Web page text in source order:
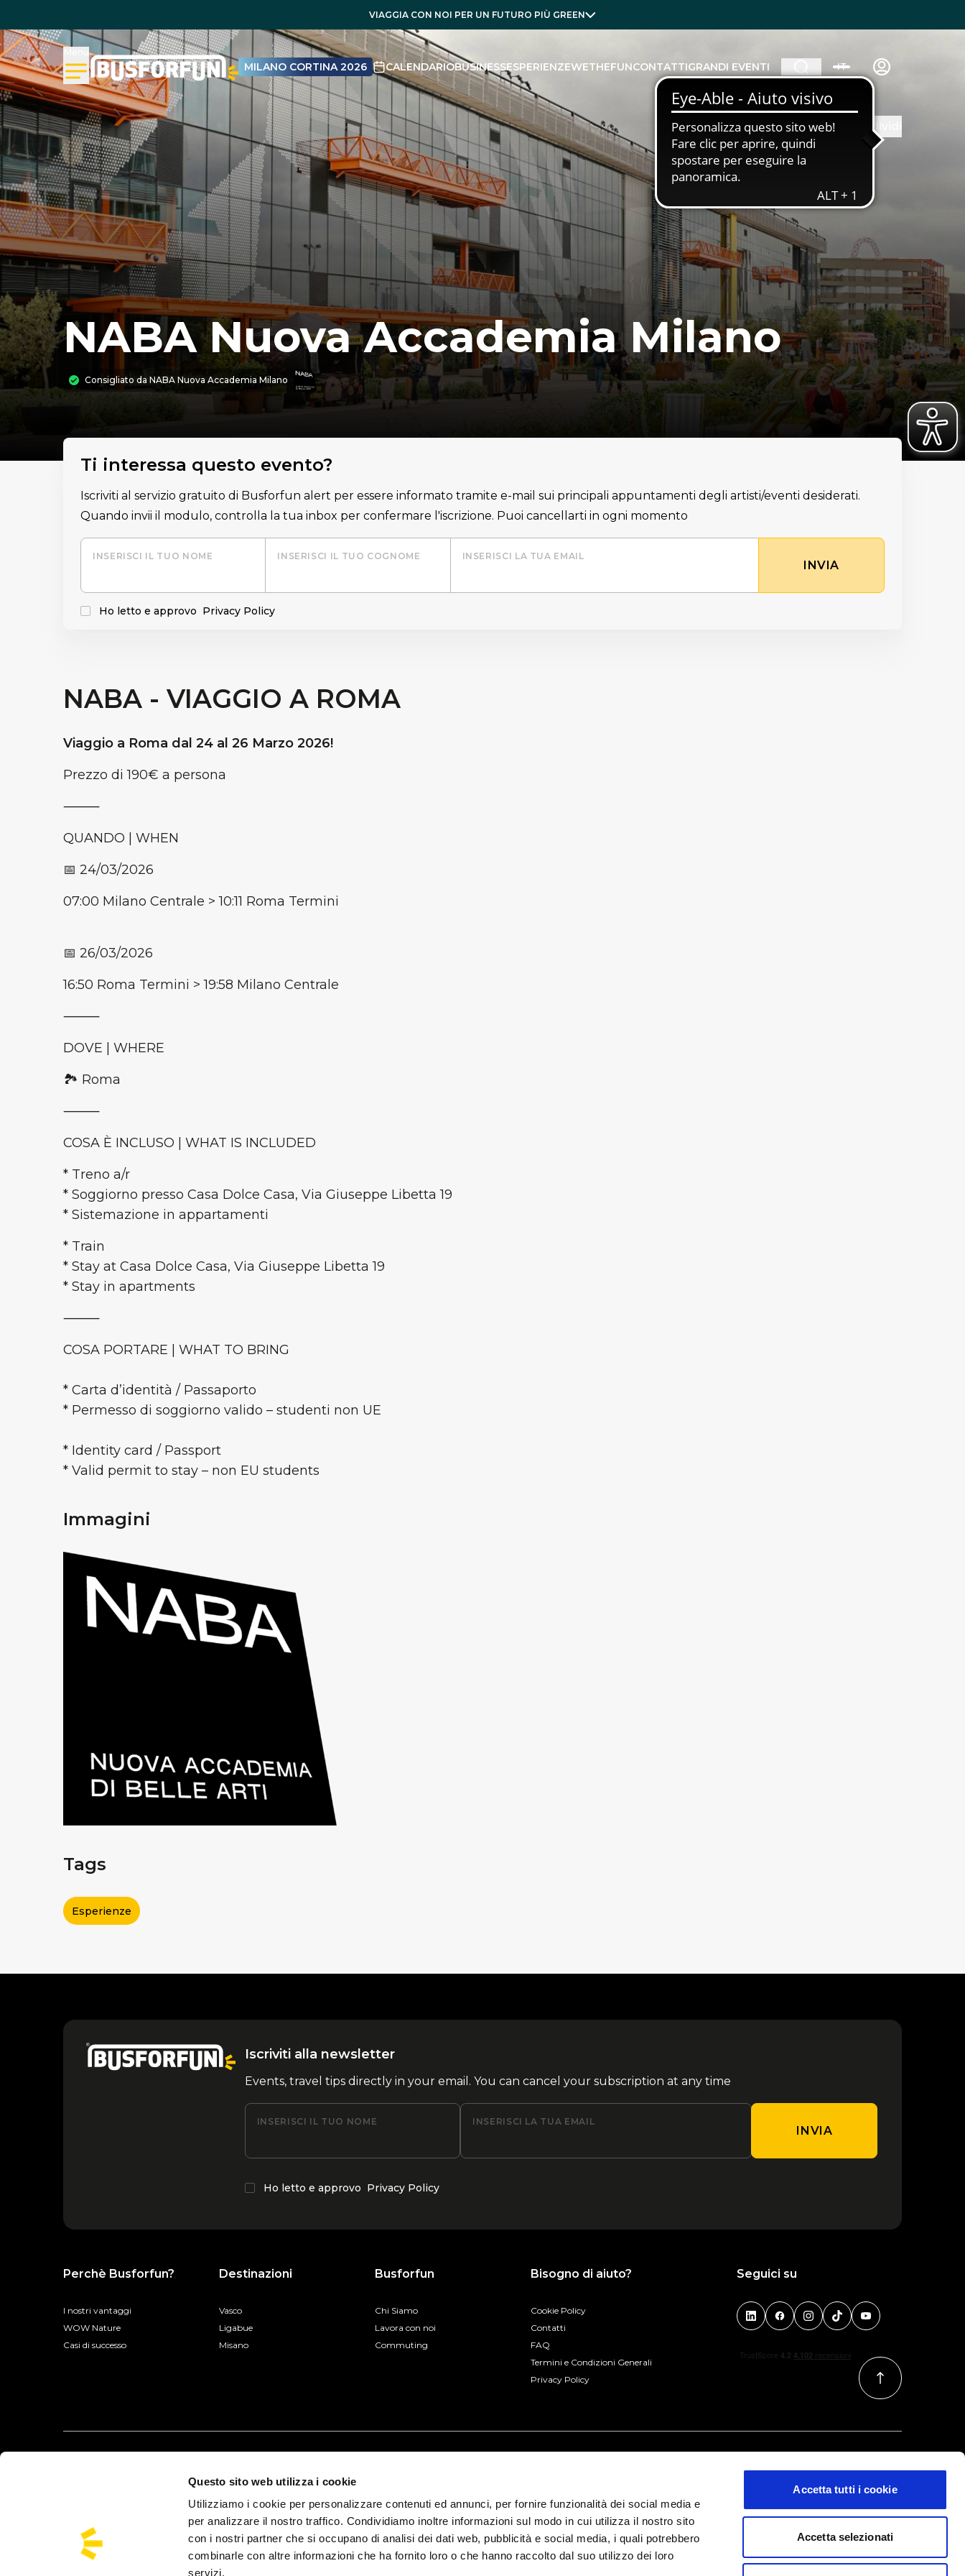
Questo sito web utilizza i cookie
Utilizziamo i cookie per personalizzare contenuti ed annunci, per fornire funzionalità dei social media e
per analizzare il nostro traffico. Condividiamo inoltre informazioni sul modo in cui utilizza il nostro sito
con i nostri partner che si occupano di analisi dei dati web, pubblicità e social media, i quali potrebbero
combinarle con altre informazioni che ha fornito loro o che hanno raccolto dal suo utilizzo dei loro
servizi.
Accetta tutti i cookie
Accetta selezionati
VIAGGIA CON NOI PER UN FUTURO PIÙ GREEN
MILANO CORTINA 2026 CALENDARIOBUSINESSESPERIENZEWETHEFUNCONTATTIGRANDI EVENTI IT
NABA Nuova Accademia Milano
Consigliato da NABA Nuova Accademia Milano
Ti interessa questo evento?
Iscriviti al servizio gratuito di Busforfun alert per essere informato tramite e-mail sui principali appuntamenti degli artisti/eventi desiderati.
Quando invii il modulo, controlla la tua inbox per confermare l'iscrizione. Puoi cancellarti in ogni momento
INSERISCI IL TUO NOME INSERISCI IL TUO COGNOME INSERISCI LA TUA EMAIL
INVIA
Ho letto e approvo Privacy Policy
NABA - VIAGGIO A ROMA
Viaggio a Roma dal 24 al 26 Marzo 2026!
Prezzo di 190€ a persona
⸻
QUANDO | WHEN
📅 24/03/2026
07:00 Milano Centrale > 10:11 Roma Termini
📅 26/03/2026
16:50 Roma Termini > 19:58 Milano Centrale
⸻
DOVE | WHERE
🏞️ Roma
⸻
COSA È INCLUSO | WHAT IS INCLUDED
* Treno a/r
* Soggiorno presso Casa Dolce Casa, Via Giuseppe Libetta 19
* Sistemazione in appartamenti
* Train
* Stay at Casa Dolce Casa, Via Giuseppe Libetta 19
* Stay in apartments
⸻
COSA PORTARE | WHAT TO BRING
* Carta d’identità / Passaporto
* Permesso di soggiorno valido – studenti non UE
* Identity card / Passport
* Valid permit to stay – non EU students
Immagini
Tags
Esperienze
Iscriviti alla newsletter
Events, travel tips directly in your email. You can cancel your subscription at any time
INSERISCI IL TUO NOME INSERISCI LA TUA EMAIL
INVIA
Ho letto e approvo Privacy Policy
Perchè Busforfun?
I nostri vantaggi
WOW Nature
Casi di successo
Destinazioni
Vasco
Ligabue
Misano
Busforfun
Chi Siamo
Lavora con noi
Commuting
Bisogno di aiuto?
Cookie Policy
Contatti
FAQ
Termini e Condizioni Generali
Privacy Policy
Seguici su